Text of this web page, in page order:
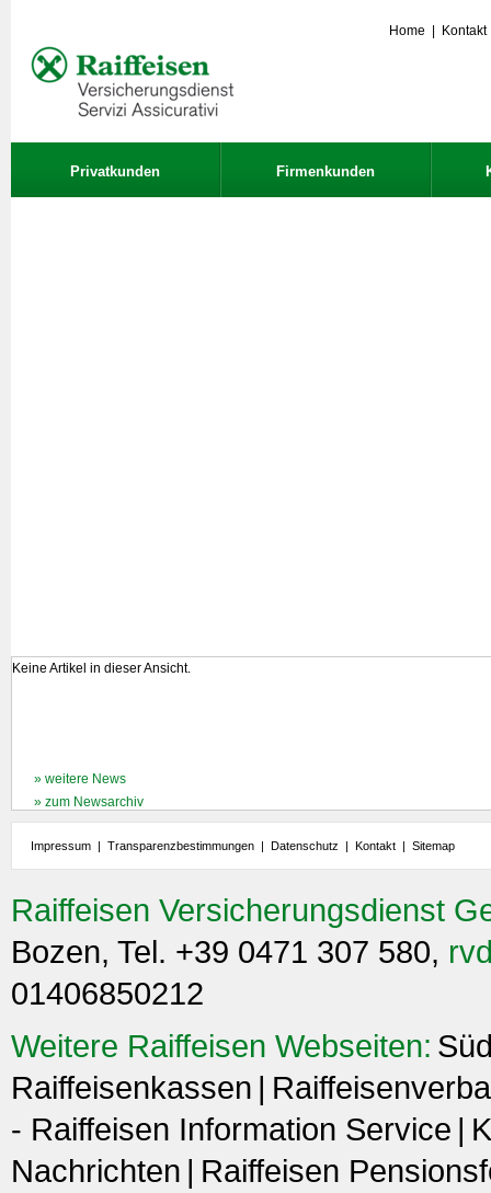
Home Kontakt
Privatkunden Firmenkunden
Keine Artikel in dieser Ansicht.
» weitere News
» zum Newsarchiv
Impressum | Transparenzbestimmungen | Datenschutz | Kontakt | Sitemap
Raiffeisen Versicherungsdienst
Bozen, Tel. +39 0471 307 580,
01406850212
Weitere Raiffeisen Webseiten:
Raiffeisenkassen
- Raiffeisen Information Service
Nachrichten
Raiffeisen